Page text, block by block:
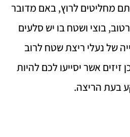
מחליטים לרוץ, באם מדובר
בוצי ושטח בו יש סלעים
של נעלי ריצת שטח לרוב
זיזים אשר יסייעו לכם להיות
בעת הריצה.